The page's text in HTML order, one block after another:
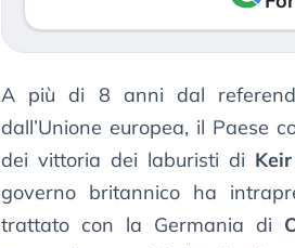
A più di 8 anni dal
dall’Unione europea, il Paese
dei vittoria dei laburisti di
governo britannico ha
trattato con la Germania di